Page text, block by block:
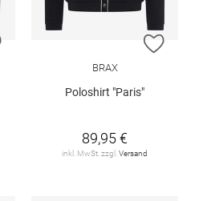
ZUR WUNSCHLISTE HINZUFÜGEN
ZUR
BRAX
Poloshirt "Paris"
89,95 €
inkl. MwSt. zzgl. Versand